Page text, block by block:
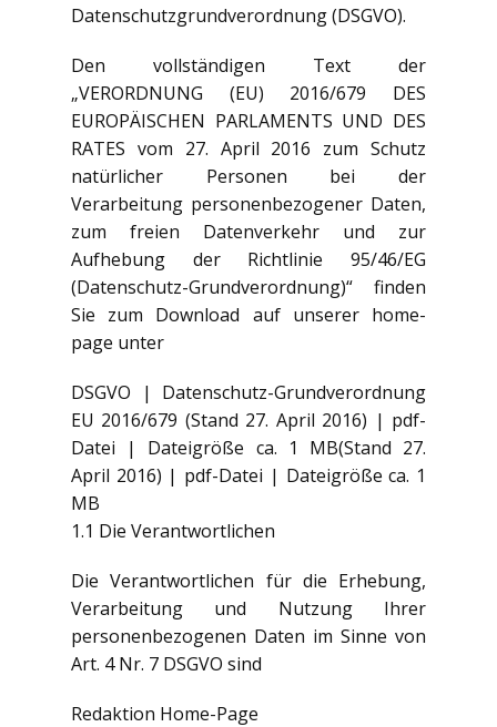
Datenschutzgrundverordnung (DSGVO).
Den vollständigen Text der
„VERORDNUNG (EU) 2016/679 DES
EUROPÄISCHEN PARLAMENTS UND DES
RATES vom 27. April 2016 zum Schutz
natürlicher Personen bei der
Verarbeitung personenbezogener Daten,
zum freien Datenverkehr und zur
Aufhebung der Richtlinie 95/46/EG
(Datenschutz-Grundverordnung)“ finden
Sie zum Download auf unserer home-
page unter
DSGVO | Datenschutz-Grundverordnung
EU 2016/679 (Stand 27. April 2016) | pdf-
Datei | Dateigröße ca. 1 MB(Stand 27.
April 2016) | pdf-Datei | Dateigröße ca. 1
MB
1.1 Die Verantwortlichen
Die Verantwortlichen für die Erhebung,
Verarbeitung und Nutzung Ihrer
personenbezogenen Daten im Sinne von
Art. 4 Nr. 7 DSGVO sind
Redaktion Home-Page